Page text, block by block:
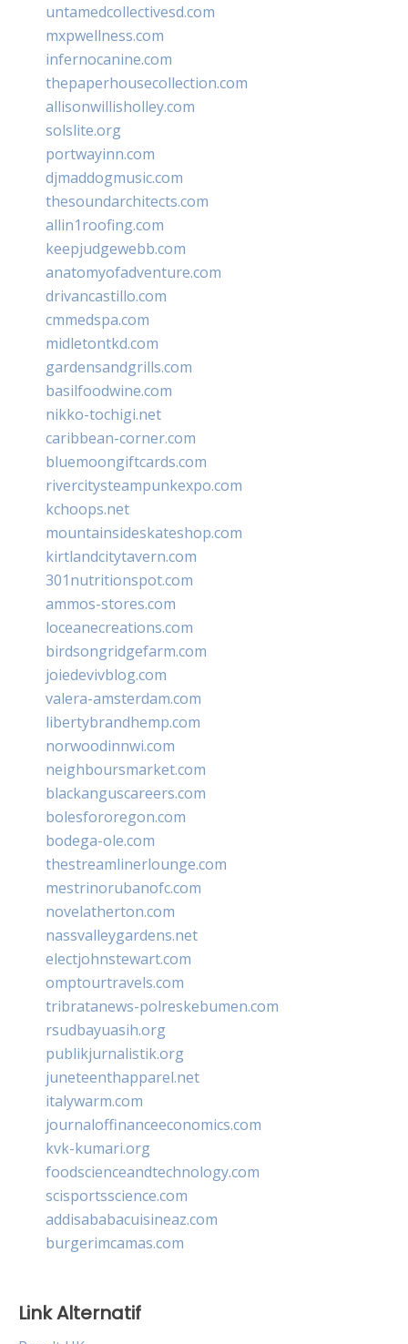
untamedcollectivesd.com
mxpwellness.com
infernocanine.com
thepaperhousecollection.com
allisonwillisholley.com
solslite.org
portwayinn.com
djmaddogmusic.com
thesoundarchitects.com
allin1roofing.com
keepjudgewebb.com
anatomyofadventure.com
drivancastillo.com
cmmedspa.com
midletontkd.com
gardensandgrills.com
basilfoodwine.com
nikko-tochigi.net
caribbean-corner.com
bluemoongiftcards.com
rivercitysteampunkexpo.com
kchoops.net
mountainsideskateshop.com
kirtlandcitytavern.com
301nutritionspot.com
ammos-stores.com
loceanecreations.com
birdsongridgefarm.com
joiedevivblog.com
valera-amsterdam.com
libertybrandhemp.com
norwoodinnwi.com
neighboursmarket.com
blackanguscareers.com
bolesfororegon.com
bodega-ole.com
thestreamlinerlounge.com
mestrinorubanofc.com
novelatherton.com
nassvalleygardens.net
electjohnstewart.com
omptourtravels.com
tribratanews-polreskebumen.com
rsudbayuasih.org
publikjurnalistik.org
juneteenthapparel.net
italywarm.com
journaloffinanceeconomics.com
kvk-kumari.org
foodscienceandtechnology.com
scisportsscience.com
addisababacuisineaz.com
burgerimcamas.com
Link Alternatif